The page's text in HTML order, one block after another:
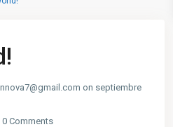
on septiembre
0 Comments